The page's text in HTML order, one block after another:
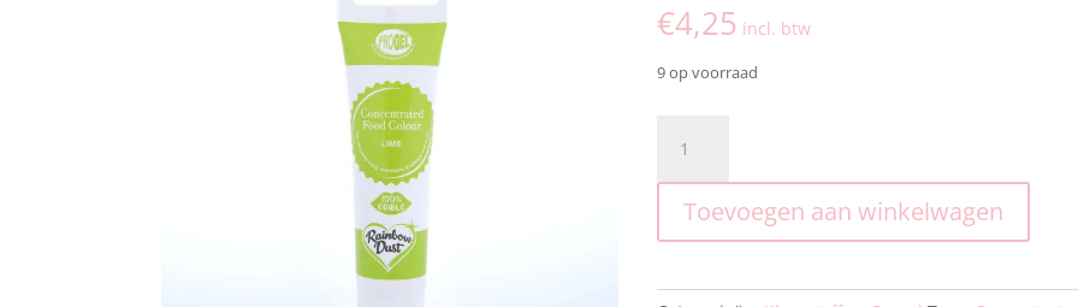
€4,25 incl. btw
9 op voorraad
ProGel®
Concentrated
Colour
-
Green.
Toevoegen aan winkelwagen